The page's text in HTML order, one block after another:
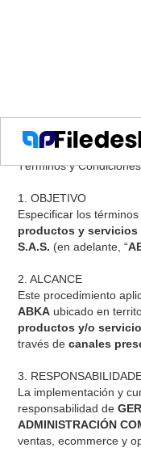
Términos y Condiciones
1. OBJETIVO
Especificar los
productos y servicios
S.A.S. (en adelante, “
2. ALCANCE
Este procedimiento
ABKA ubicado en
productos y/o
través decanales
3.
La implementación y
responsabilidad de
ADMINISTRACIÓN
ventas, ecommerce y